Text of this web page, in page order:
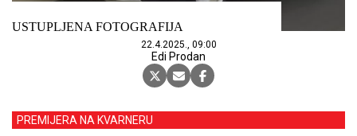
USTUPLJENA FOTOGRAFIJA
22.4.2025., 09:00
Edi Prodan
PREMIJERA NA KVARNERU